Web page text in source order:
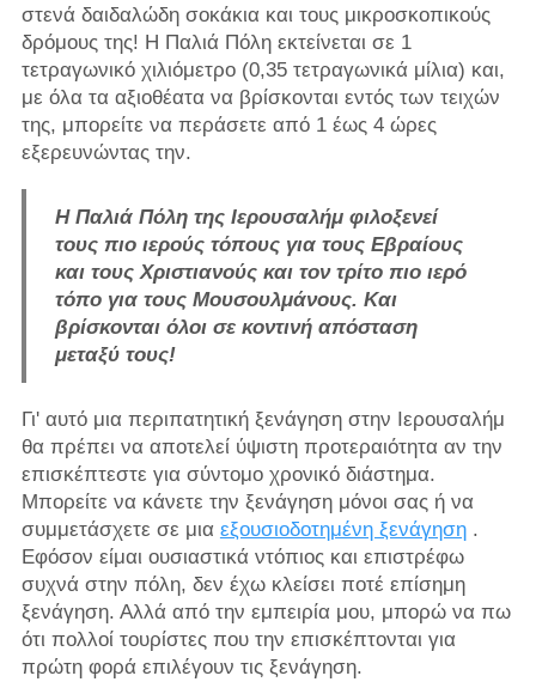
στενά δαιδαλώδη σοκάκια και τους μικροσκοπικούς
δρόμους της! Η Παλιά Πόλη εκτείνεται σε 1
τετραγωνικό χιλιόμετρο (0,35 τετραγωνικά μίλια) και,
με όλα τα αξιοθέατα να βρίσκονται εντός των τειχών
της, μπορείτε να περάσετε από 1 έως 4 ώρες
εξερευνώντας την.
Η Παλιά Πόλη της Ιερουσαλήμ φιλοξενεί
τους πιο ιερούς τόπους για τους Εβραίους
και τους Χριστιανούς και τον τρίτο πιο ιερό
τόπο για τους Μουσουλμάνους. Και
βρίσκονται όλοι σε κοντινή απόσταση
μεταξύ τους!
Γι' αυτό μια περιπατητική ξενάγηση στην Ιερουσαλήμ
θα πρέπει να αποτελεί ύψιστη προτεραιότητα αν την
επισκέπτεστε για σύντομο χρονικό διάστημα.
Μπορείτε να κάνετε την ξενάγηση μόνοι σας ή να
συμμετάσχετε σε μια εξουσιοδοτημένη ξενάγηση.
Εφόσον είμαι ουσιαστικά ντόπιος και επιστρέφω
συχνά στην πόλη, δεν έχω κλείσει ποτέ επίσημη
ξενάγηση. Αλλά από την εμπειρία μου, μπορώ να πω
ότι πολλοί τουρίστες που την επισκέπτονται για
πρώτη φορά επιλέγουν τις ξενάγηση.